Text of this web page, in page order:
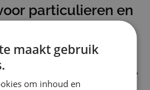
particulieren en
Na het uitvoeren
laten wij
en netjes achter.
maakt gebruik
om inhoud en